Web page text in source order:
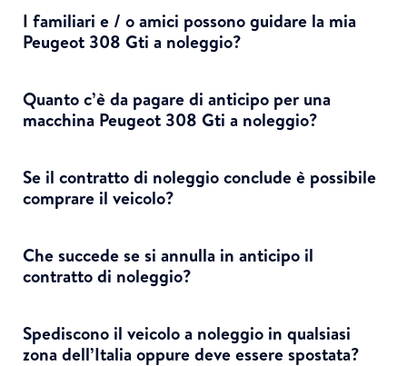
I familiari e / o amici possono guidare la mia
Peugeot 308 Gti a noleggio?
Quanto c’è da pagare di anticipo per una
macchina Peugeot 308 Gti a noleggio?
Se il contratto di noleggio conclude è possibile
comprare il veicolo?
Che succede se si annulla in anticipo il
contratto di noleggio?
Spediscono il veicolo a noleggio in qualsiasi
zona dell’Italia oppure deve essere spostata?